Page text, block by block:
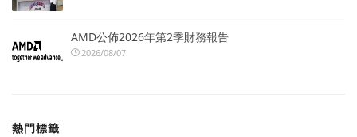
AMD公佈2026年第2季財務報告
2026/08/07
熱門標籤